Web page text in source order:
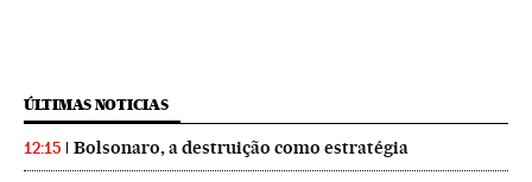
ÚLTIMAS NOTICIAS
12:15 Bolsonaro, a destruição como estratégia